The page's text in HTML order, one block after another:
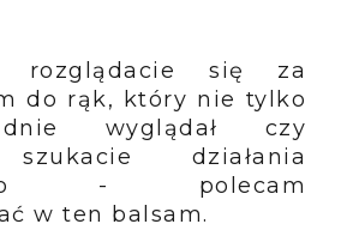
rozglądacie się za
do rąk, który nie tylko
wyglądał czy
szukacie działania
- polecam
w ten balsam.